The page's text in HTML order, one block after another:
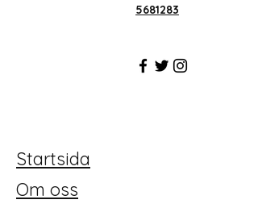
5681283
Startsida
Om oss